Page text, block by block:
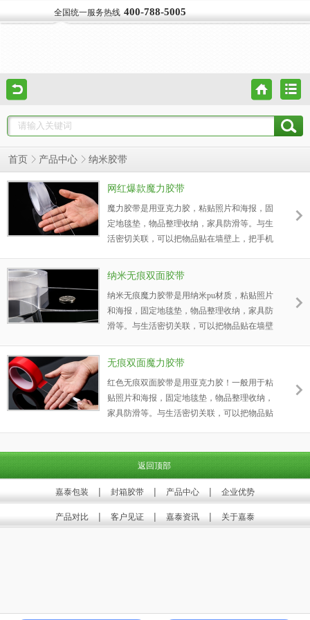
全国统一服务热线 400-788-5005
首页 产品中心 纳米胶带
网红爆款魔力胶带
魔力胶带是用亚克力胶，粘贴照片和海报，固
定地毯垫，物品整理收纳，家具防滑等。与生
活密切关联，可以把物品贴在墙壁上，把手机
何地方。
纳米无痕双面胶带
纳米无痕魔力胶带是用纳米pu材质，粘贴照片
和海报，固定地毯垫，物品整理收纳，家具防
滑等。与生活密切关联，可以把物品贴在墙壁
他物品到任何地方。
无痕双面魔力胶带
红色无痕双面胶带是用亚克力胶！一般用于粘
贴照片和海报，固定地毯垫，物品整理收纳，
家具防滑等。与生活密切关联，可以把物品贴
返回顶部
嘉泰包装 | 封箱胶带 | 产品中心 | 企业优势
产品对比 | 客户见证 | 嘉泰资讯 | 关于嘉泰